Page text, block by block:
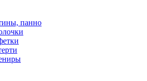
панно